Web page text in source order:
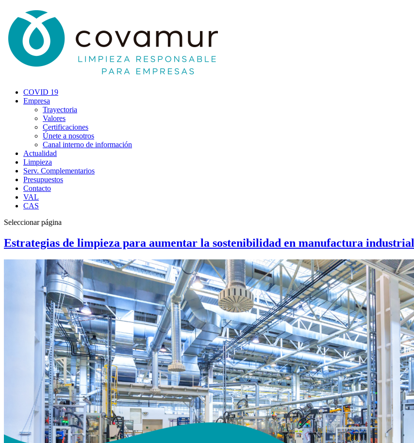
COVID 19
Empresa
Trayectoria
Valores
Certificaciones
Únete a nosotros
Canal interno de información
Actualidad
Limpieza
Serv. Complementarios
Presupuestos
Contacto
VAL
CAS
Seleccionar página
Estrategias de limpieza para aumentar la sostenibilidad en manufactura industrial